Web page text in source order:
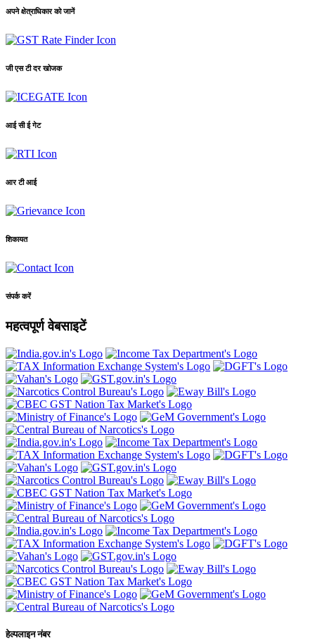
अपने क्षेत्राधिकार को जानें
जी एस टी दर खोजक
आई सी ई गेट
आर टी आई
शिकायत
संपर्क करें
महत्वपूर्ण वेबसाइटें
हेल्पलाइन नंबर